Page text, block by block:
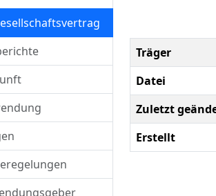
Träger
Datei
Zuletzt
Erstellt